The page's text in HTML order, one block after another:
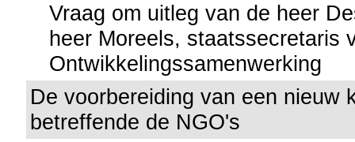
Vraag om uitleg van de heer
heer Moreels, staatssecretaris
Ontwikkelingssamenwerking
De voorbereiding van een nieuw
betreffende de NGO's